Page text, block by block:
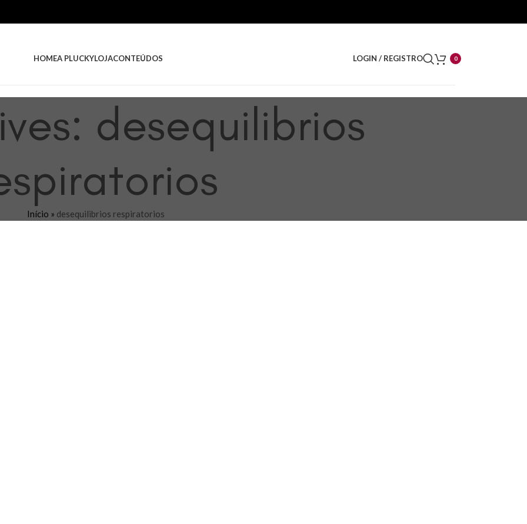
HOMEA PLUCKYLOJACONTEÚDOS LOGIN / REGISTRO 0
desequilibrios
Início » desequilibrios respiratorios